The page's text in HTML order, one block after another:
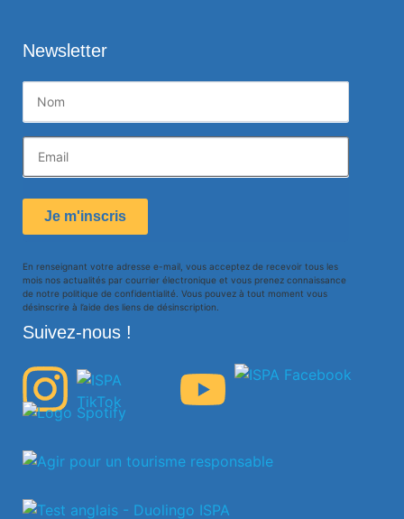
Newsletter
Je m'inscris
En renseignant votre adresse e-mail, vous acceptez de recevoir tous les
mois nos actualités par courrier électronique et vous prenez connaissance
de notre politique de confidentialité. Vous pouvez à tout moment vous
désinscrire à l’aide des liens de désinscription.
Suivez-nous !